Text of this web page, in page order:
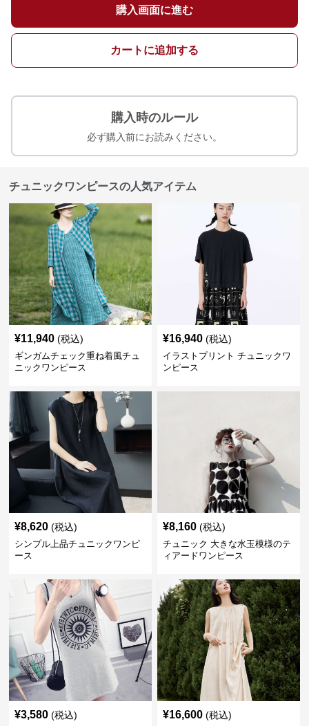
購入画面に進む
カートに追加する
購入時のルール
必ず購入前にお読みください。
チュニックワンピースの人気アイテム
¥11,940 (税込)
ギンガムチェック重ね着風チュ
ニックワンピース
¥16,940 (税込)
イラストプリント チュニックワ
ンピース
¥8,620 (税込)
シンプル上品チュニックワンピ
ース
¥8,160 (税込)
チュニック 大きな水玉模様のテ
ィアードワンピース
¥3,580 (税込) ¥16,600 (税込)